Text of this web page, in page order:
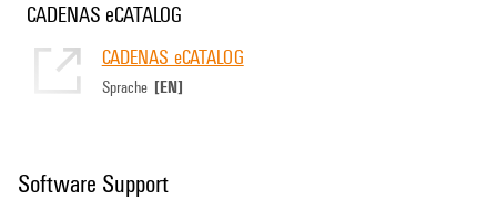
CADENAS eCATALOG
CADENAS eCATALOG
Sprache [EN]
Software Support